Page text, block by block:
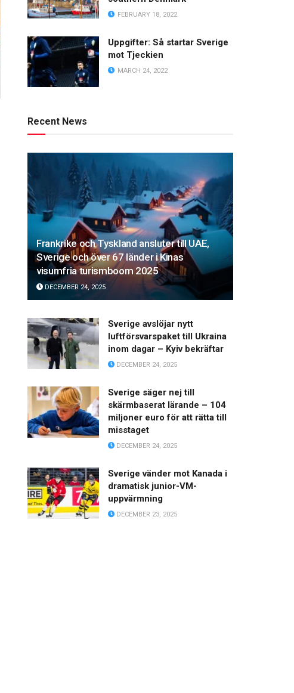
FEBRUARY 18, 2022
Uppgifter: Så startar Sverige
mot Tjeckien
MARCH 24, 2022
Recent News
Frankrike och Tyskland ansluter till UAE,
Sverige och över 67 länder i Kinas
visumfria turismboom 2025
DECEMBER 24, 2025
Sverige avslöjar nytt
luftförsvarspaket till Ukraina
inom dagar – Kyiv bekräftar
DECEMBER 24, 2025
Sverige säger nej till
skärmbaserat lärande – 104
miljoner euro för att rätta till
misstaget
DECEMBER 24, 2025
Sverige vänder mot Kanada i
dramatisk junior-VM-
uppvärmning
DECEMBER 23, 2025